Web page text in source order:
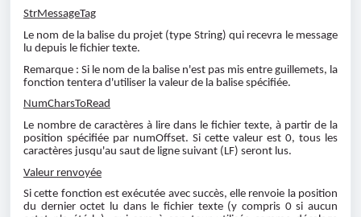
StrMessageTag
Le nom de la balise du projet (type String) qui recevra le message
lu depuis le fichier texte.
Remarque : Si le nom de la balise n'est pas mis entre guillemets, la
fonction tentera d'utiliser la valeur de la balise spécifiée.
NumCharsToRead
Le nombre de caractères à lire dans le fichier texte, à partir de la
position spécifiée par numOffset. Si cette valeur est 0, tous les
caractères jusqu'au saut de ligne suivant (LF) seront lus.
Valeur renvoyée
Si cette fonction est exécutée avec succès, elle renvoie la position
du dernier octet lu dans le fichier texte (y compris 0 si aucun